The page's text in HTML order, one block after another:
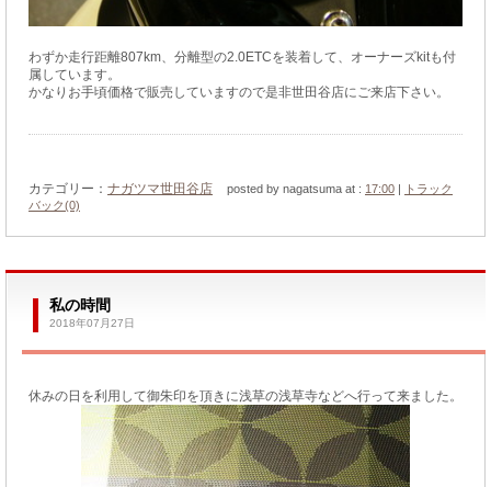
わずか走行距離807km、分離型の2.0ETCを装着して、オーナーズkitも付
属しています。
かなりお手頃価格で販売していますので是非世田谷店にご来店下さい。
カテゴリー： ナガツマ世田谷店 posted by nagatsuma at : 17:00 |
トラック
バック(0)
私の時間
2018年07月27日
休みの日を利用して御朱印を頂きに浅草の浅草寺などへ行って来ました。